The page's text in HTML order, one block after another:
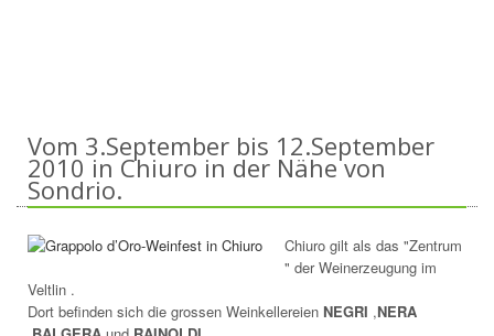
Vom 3.September bis 12.September
2010 in Chiuro in der Nähe von
Sondrio.
Chiuro gilt als das "Zentrum
" der Weinerzeugung im
Veltlin .
Dort befinden sich die grossen Weinkellereien NEGRI ,NERA